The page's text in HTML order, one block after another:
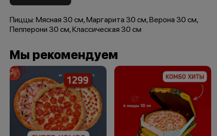
Пиццы: Мясная 30 см, Маргарита 30 см, Верона 30 см,
Пепперони 30 см, Классическая 30 см
Мы рекомендуем